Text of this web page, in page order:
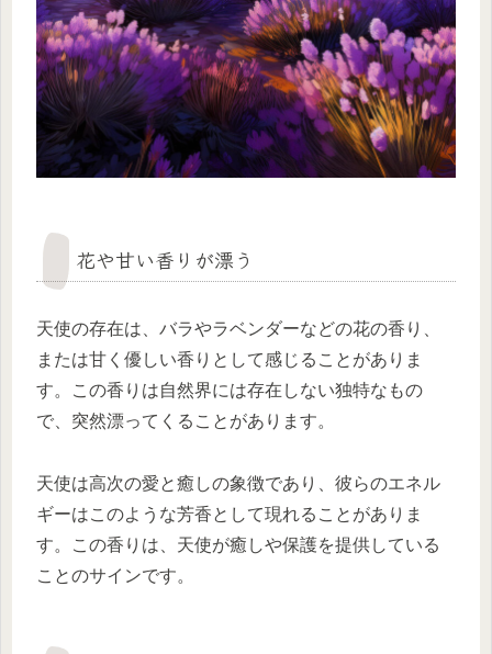
花や甘い香りが漂う
天使の存在は、バラやラベンダーなどの花の香り、
または甘く優しい香りとして感じることがありま
す。この香りは自然界には存在しない独特なもの
で、突然漂ってくることがあります。
天使は高次の愛と癒しの象徴であり、彼らのエネル
ギーはこのような芳香として現れることがありま
す。この香りは、天使が癒しや保護を提供している
ことのサインです。